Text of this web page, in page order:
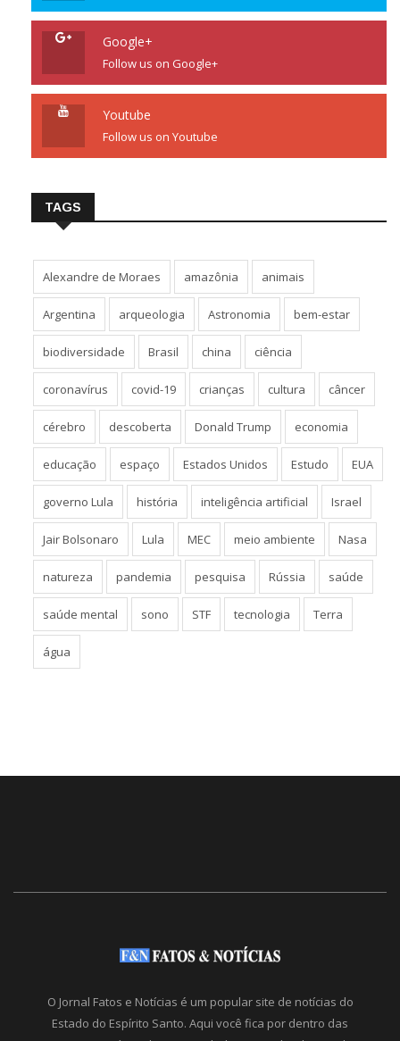
Google+
Follow us on Google+
Youtube
Follow us on Youtube
TAGS
Alexandre de Moraes amazônia animais
Argentina arqueologia Astronomia bem-estar
biodiversidade Brasil china ciência
coronavírus covid-19 crianças cultura câncer
cérebro descoberta Donald Trump economia
educação espaço Estados Unidos Estudo EUA
governo Lula história inteligência artificial Israel
Jair Bolsonaro Lula MEC meio ambiente Nasa
natureza pandemia pesquisa Rússia saúde
saúde mental sono STF tecnologia Terra
água
O Jornal Fatos e Notícias é um popular site de notícias do
Estado do Espírito Santo. Aqui você fica por dentro das